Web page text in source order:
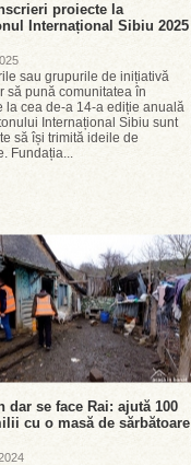
proiecte la
Internațional Sibiu 2025
sau grupurile de inițiativă
să pună comunitatea în
la cea de-a 14-a ediție anuală
Internațional Sibiu sunt
să își trimită ideile de
Fundația...
dar se face Rai: ajută 100
cu o masă de sărbătoare